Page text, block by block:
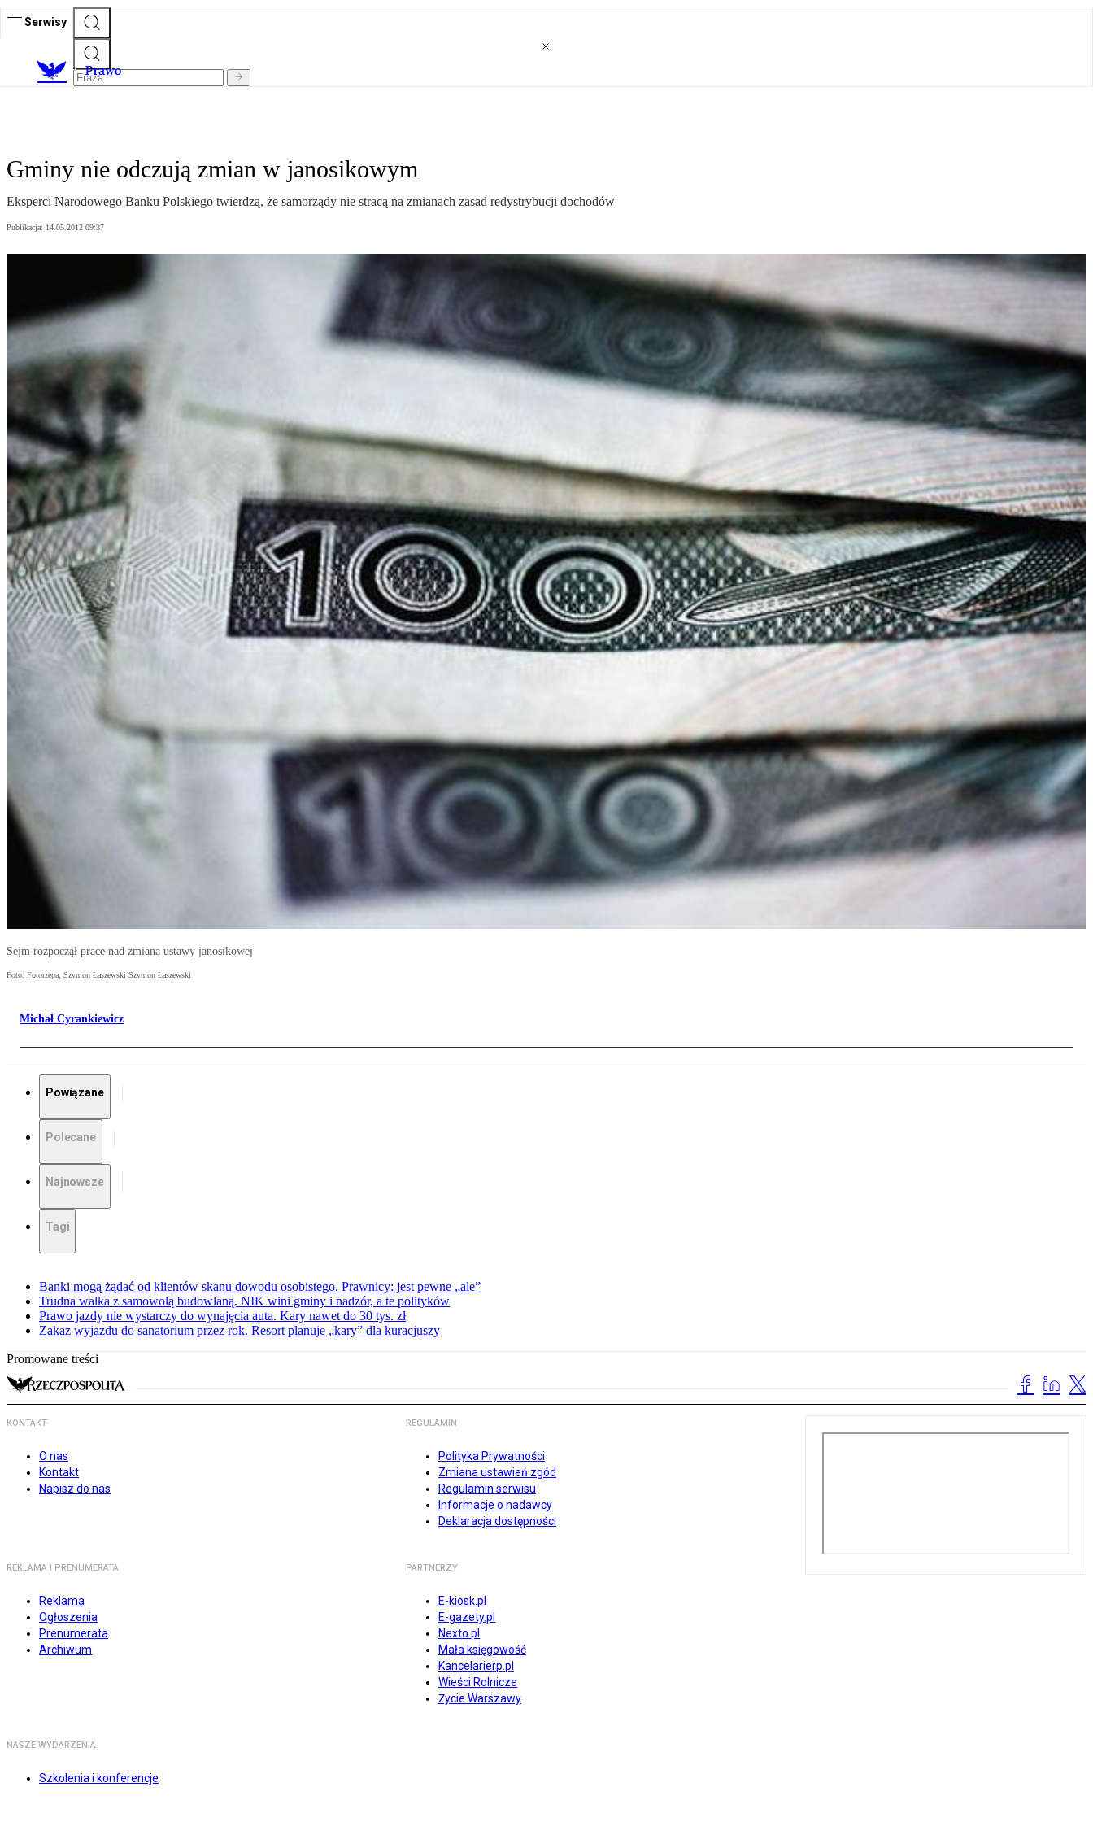
Serwisy
Prawo
Gminy nie odczują zmian w janosikowym
Eksperci Narodowego Banku Polskiego twierdzą, że samorządy nie stracą na zmianach zasad redystrybucji dochodów
Publikacja: 14.05.2012 09:37
Sejm rozpoczął prace nad zmianą ustawy janosikowej
Foto: Fotorzepa, Szymon Łaszewski Szymon Łaszewski
Michał Cyrankiewicz
Powiązane
Polecane
Najnowsze
Tagi
Banki mogą żądać od klientów skanu dowodu osobistego. Prawnicy: jest pewne „ale”
Trudna walka z samowolą budowlaną. NIK wini gminy i nadzór, a te polityków
Prawo jazdy nie wystarczy do wynajęcia auta. Kary nawet do 30 tys. zł
Zakaz wyjazdu do sanatorium przez rok. Resort planuje „kary” dla kuracjuszy
Promowane treści
KONTAKT
O nas
Kontakt
Napisz do nas
REGULAMIN
Polityka Prywatności
Zmiana ustawień zgód
Regulamin serwisu
Informacje o nadawcy
Deklaracja dostępności
REKLAMA I PRENUMERATA
Reklama
Ogłoszenia
Prenumerata
Archiwum
PARTNERZY
E-kiosk.pl
E-gazety.pl
Nexto.pl
Mała księgowość
Kancelarierp.pl
Wieści Rolnicze
Życie Warszawy
NASZE WYDARZENIA
Szkolenia i konferencje